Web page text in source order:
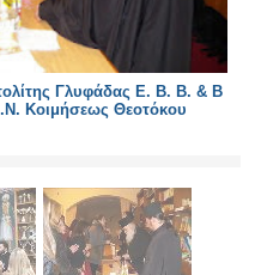
Γλυφάδας Ε. Β. Β. & Β
Κοιμήσεως Θεοτόκου